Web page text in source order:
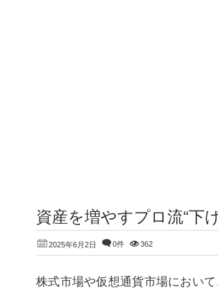
資産を増やすプロ流“下
2025年6月2日 0件 362
株式市場や仮想通貨市場におい